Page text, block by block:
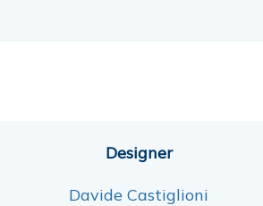
Designer
Davide Castiglioni